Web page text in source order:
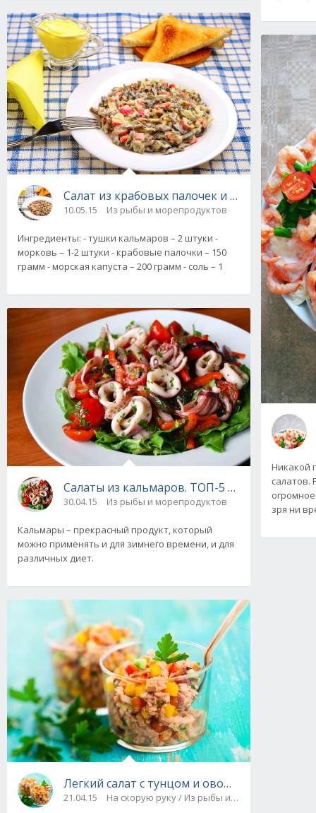
Салат из крабовых палочек и морской
10.05.15 Из рыбы и морепродуктов
Ингредиенты: - тушки кальмаров – 2 штуки -
морковь – 1-2 штуки - крабовые палочки – 150
грамм - морская капуста – 200 грамм - соль – 1
Салаты из кальмаров. ТОП-5 рецептов с
30.04.15 Из рыбы и морепродуктов
Кальмары – прекрасный продукт, который
можно применять и для зимнего времени, и для
различных диет.
Легкий салат с тунцом и овощами. Рецепт с
21.04.15 На скорую руку / Из рыбы и морепродуктов
Никакой
салатов.
зря ни